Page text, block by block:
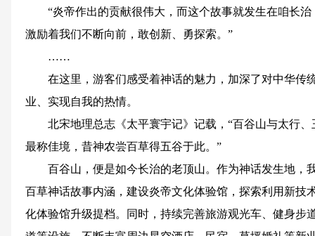
“炎帝作出的贡献很伟大，而这个故事就发生在咱长治
激励着我们不断向前，敢创新、勇探索。”
……
在这里，游客们感受着神话的魅力，加深了对中华传
业、实现自我的热情。
北宋地理总志《太平寰宇记》记载，“百谷山与太行、
最称佳境，昔神农尝百草得五谷于此。”
百谷山，便是如今长治的老顶山。作为神话发生地，
百草神话故事内涵，建设炎帝文化体验馆，探索利用新技
化体验馆升级提档。同时，持续完善旅游观光车、健身步